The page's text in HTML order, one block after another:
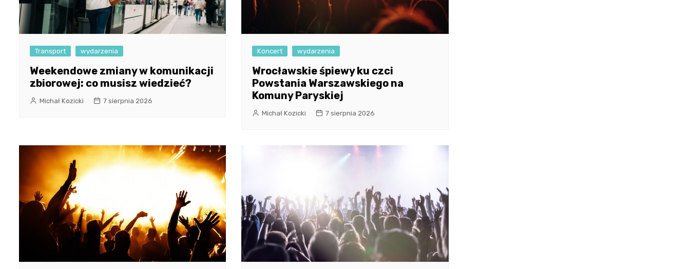
Transport wydarzenia
Weekendowe zmiany w komunikacji
zbiorowej: co musisz wiedzieć?
Michał Kozicki 7 sierpnia 2026
Koncert wydarzenia
Wrocławskie śpiewy ku czci
Powstania Warszawskiego na
Komuny Paryskiej
Michał Kozicki 7 sierpnia 2026